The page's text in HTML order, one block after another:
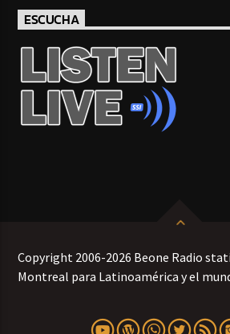
ESCUCHA
Copyright 2006-2026 Beone Radio
Montreal para Latinoamérica y el